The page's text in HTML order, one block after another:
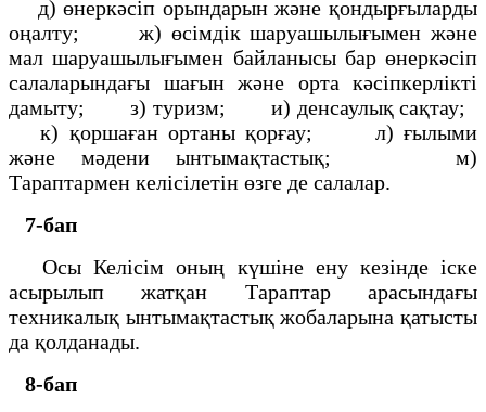
д) өнеркәсіп орындарын және қондырғыларды
оңалту; ж) өсімдік шаруашылығымен және
мал шаруашылығымен байланысы бар өнеркәсіп
салаларындағы шағын және орта кәсіпкерлікті
дамыту; з) туризм; и) денсаулық сақтау;
к) қоршаған ортаны қорғау; л) ғылыми
және мәдени ынтымақтастық; м)
Тараптармен келісілетін өзге де салалар.
7-бап
Осы Келісім оның күшіне ену кезінде іске
асырылып жатқан Тараптар арасындағы
техникалық ынтымақтастық жобаларына қатысты
да қолданады.
8-бап